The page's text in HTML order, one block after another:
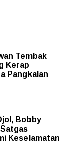
Tembak
Kerap
Pangkalan
Bobby
Keselamatan